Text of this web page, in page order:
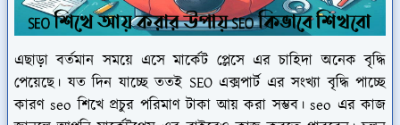
এছাড়া বর্তমান সময়ে এসে মার্কেট প্লেসে এর চাহিদা অনেক বৃদ্ধি
পেয়েছে। যত দিন যাচ্ছে ততই SEO এক্সপার্ট এর সংখ্যা বৃদ্ধি পাচ্ছে
কারণ seo শিখে প্রচুর পরিমাণ টাকা আয় করা সম্ভব। seo এর কাজ